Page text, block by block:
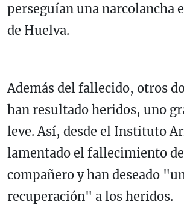
perseguían una narcolancha
de Huelva.
Además del fallecido, otros
han resultado heridos, uno
leve. Así, desde el Instituto
lamentado el fallecimiento
compañero y han deseado
recuperación" a los heridos.